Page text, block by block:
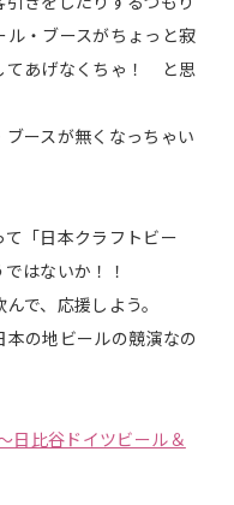
ル・ブースがちょっと寂
てあげなくちゃ！ と思
ースが無くなっちゃい
て「日本クラフトビー
はないか！！
で、応援しよう。
本の地ビールの競演なの
日比谷ドイツビール＆